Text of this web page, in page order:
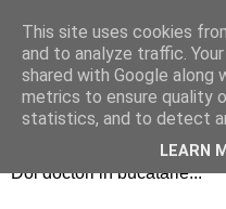
simplu si
Doi doctori in bucatarie...
This site uses cookies
and to analyze traffic.
shared with Google along
metrics to ensure quality
statistics, and to detect
LEARN